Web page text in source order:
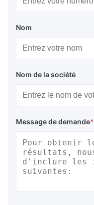
Nom
Nom de la société
Message de demande*